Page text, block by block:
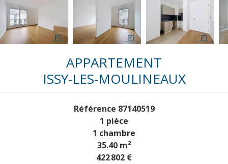
APPARTEMENT
ISSY-LES-MOULINEAUX
Référence 87140519
1 pièce
1 chambre
35.40m²
422 802 €